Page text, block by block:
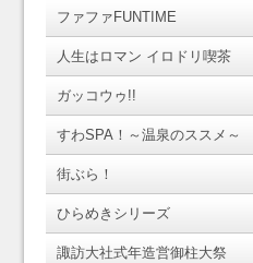
ファファFUNTIME
人生はロマン イロドリ喫茶
ガッコウゥ!!
すわSPA！～温泉のススメ～
街ぶら！
ひらめきシリーズ
諏訪大社式年造営御柱大祭